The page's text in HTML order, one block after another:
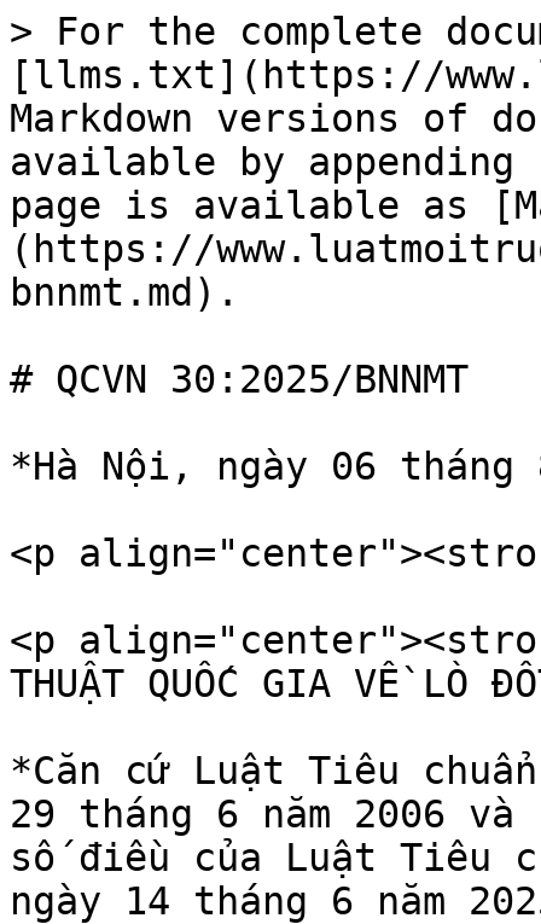
> For the complete
[llms.txt](https://
Markdown versions of
available by
page is available as
(https://
bnnmt.md).
# QCVN 30:2025/BNNMT
*Hà Nội, ngày 06 tháng
<p
<p
THUẬT QUỐC GIA VỀ LÒ
*Căn cứ Luật Tiêu
29 tháng 6 năm 2006
số điều của Luật Tiêu
ngày 14 tháng 6 năm